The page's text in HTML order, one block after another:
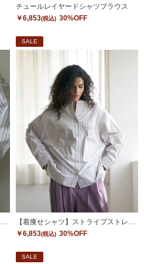
チュールレイヤードシャツブラウス
￥6,853(税込) 30%OFF
【着痩せシャツ】ストライプストレッチシャツ
SALE
【着痩せシャツ】ストライプストレッチシャツ
￥6,853(税込) 30%OFF
SALE